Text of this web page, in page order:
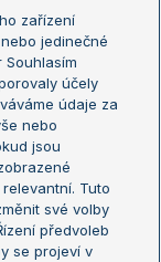
zařízení
jedinečné
Souhlasím
účely
údaje za
nebo
jsou
Tuto
své volby
předvoleb
se projeví v